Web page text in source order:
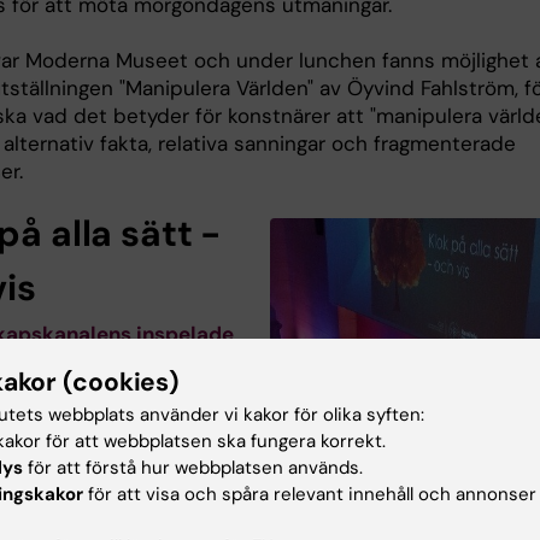
Moderna Museet och under lunchen fanns möjlighet
"Manipulera Världen" av Öyvind Fahlström,
vad det betyder för konstnärer att "manipulera
fakta, relativa sanningar och fragmenterade
alla sätt -
inspelade
"Klok på
och vis" finns här.
2016
Centrum för Social
tillsammans med
(cookies)
webbplats använder vi kakor för olika syften:
för att webbplatsen ska fungera korrekt.
för att förstå hur webbplatsen används.
för att visa och spåra relevant innehåll och